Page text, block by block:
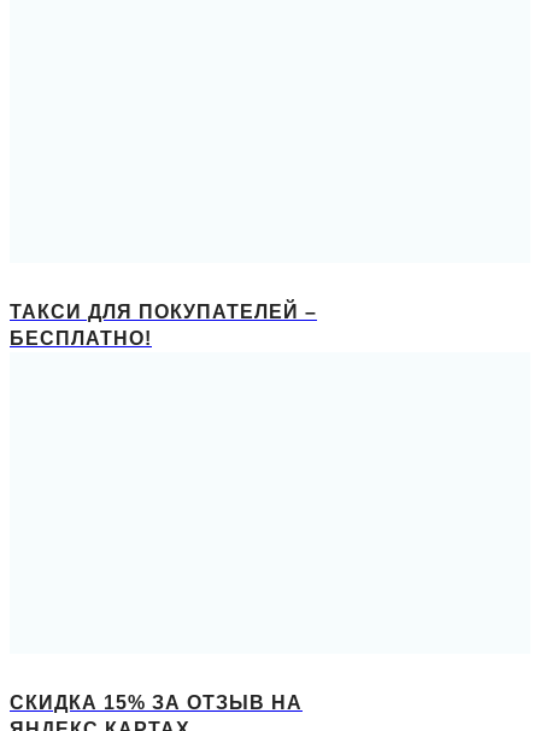
ТАКСИ ДЛЯ ПОКУПАТЕЛЕЙ –
БЕСПЛАТНО!
СКИДКА 15% ЗА ОТЗЫВ НА